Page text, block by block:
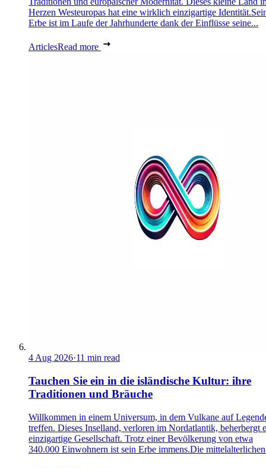
Herzen Westeuropas hat eine wirklich einzigartige
Erbe ist im Laufe der Jahrhunderte dank der Einflüsse seine...
ArticlesRead more
4 Aug 2026·11 min read
Tauchen Sie ein in die isländische Kultur: ihre
Traditionen und Bräuche
Willkommen in einem Universum, in dem Vulkane auf
treffen. Dieses Inselland, verloren im Nordatlantik, beherbergt
einzigartige Gesellschaft. Trotz einer Bevölkerung von etwa
340.000 Einwohnern ist sein Erbe immens.Die